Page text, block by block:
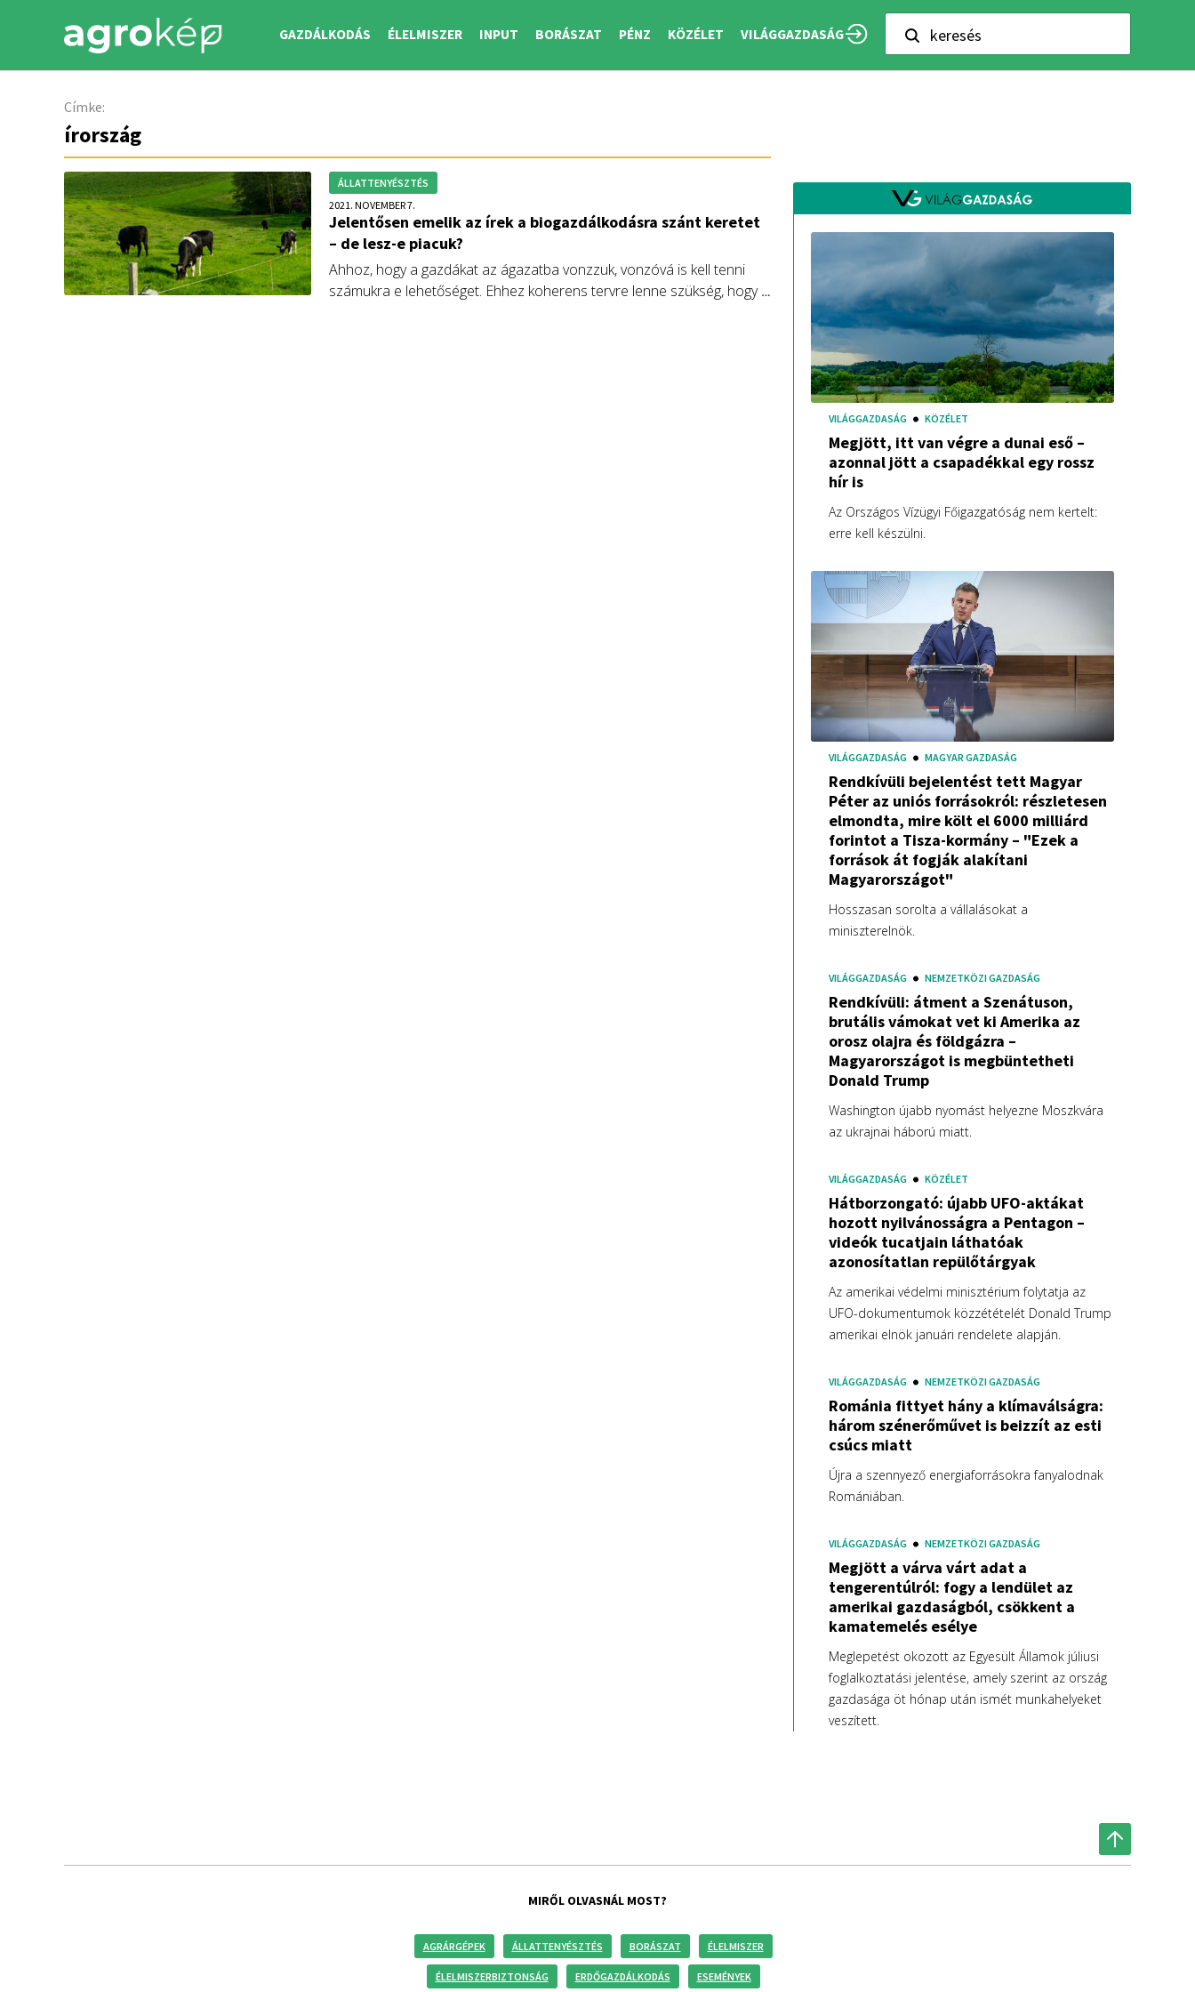
GAZDÁLKODÁS ÉLELMISZER INPUT BORÁSZAT PÉNZ KÖZÉLET VILÁGGAZDASÁG keresés
Címke:
írország
ÁLLATTENYÉSZTÉS
2021. NOVEMBER 7.
Jelentősen emelik az írek a biogazdálkodásra szánt keretet
– de lesz-e piacuk?
Ahhoz, hogy a gazdákat az ágazatba vonzzuk, vonzóvá is kell tenni
számukra e lehetőséget. Ehhez koherens tervre lenne szükség, hogy a
VILÁGGAZDASÁG KÖZÉLET
Megjött, itt van végre a dunai eső –
azonnal jött a csapadékkal egy rossz
hír is
Az Országos Vízügyi Főigazgatóság nem kertelt:
erre kell készülni.
VILÁGGAZDASÁG MAGYAR GAZDASÁG
Rendkívüli bejelentést tett Magyar
Péter az uniós forrásokról: részletesen
elmondta, mire költ el 6000 milliárd
forintot a Tisza-kormány – "Ezek a
források át fogják alakítani
Magyarországot"
Hosszasan sorolta a vállalásokat a
miniszterelnök.
VILÁGGAZDASÁG NEMZETKÖZI GAZDASÁG
Rendkívüli: átment a Szenátuson,
brutális vámokat vet ki Amerika az
orosz olajra és földgázra –
Magyarországot is megbüntetheti
Donald Trump
Washington újabb nyomást helyezne Moszkvára
az ukrajnai háború miatt.
VILÁGGAZDASÁG KÖZÉLET
Hátborzongató: újabb UFO-aktákat
hozott nyilvánosságra a Pentagon –
videók tucatjain láthatóak
azonosítatlan repülőtárgyak
Az amerikai védelmi minisztérium folytatja az
UFO-dokumentumok közzétételét Donald Trump
amerikai elnök januári rendelete alapján.
VILÁGGAZDASÁG NEMZETKÖZI GAZDASÁG
Románia fittyet hány a klímaválságra:
három szénerőművet is beizzít az esti
csúcs miatt
Újra a szennyező energiaforrásokra fanyalodnak
Romániában.
VILÁGGAZDASÁG NEMZETKÖZI GAZDASÁG
Megjött a várva várt adat a
tengerentúlról: fogy a lendület az
amerikai gazdaságból, csökkent a
kamatemelés esélye
Meglepetést okozott az Egyesült Államok júliusi
foglalkoztatási jelentése, amely szerint az ország
gazdasága öt hónap után ismét munkahelyeket
veszített.
MIRŐL OLVASNÁL MOST?
AGRÁRGÉPEK ÁLLATTENYÉSZTÉS BORÁSZAT ÉLELMISZER
ÉLELMISZERBIZTONSÁG ERDŐGAZDÁLKODÁS ESEMÉNYEK